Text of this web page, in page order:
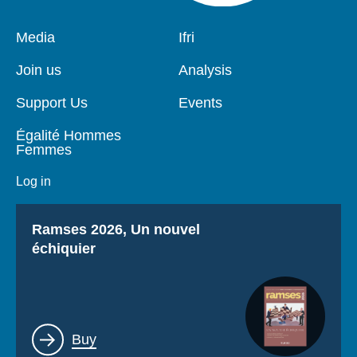
Pied
page
Media
Join us
Support Us
Égalité Hommes
Femmes
Log in
Navigation
Ifri
Analysis
Events
Titre
Ramses 2026, Un nouvel
échiquier
Lien
Buy